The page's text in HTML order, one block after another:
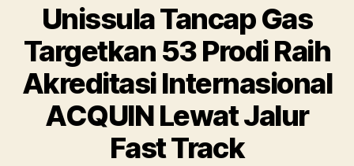
Unissula Tancap Gas
Targetkan 53 Prodi Raih
Akreditasi Internasional
ACQUIN Lewat Jalur
Fast Track